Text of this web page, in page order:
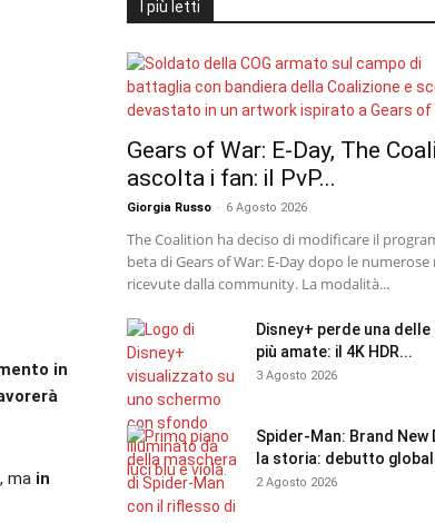
in
ma in
I più letti
Gears of War: E-Day, The
ascolta i fan: il PvP...
Giorgia Russo - 6 Agosto 2026
The Coalition ha deciso di modificare il
beta di Gears of War: E-Day dopo le numerose
ricevute dalla community. La modalità...
Disney+ perde una
più amate: il 4K HDR...
3 Agosto 2026
Spider-Man: Brand New
la storia: debutto
2 Agosto 2026